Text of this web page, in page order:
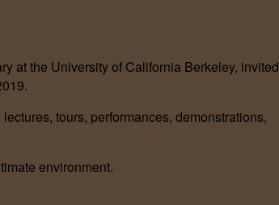
at the University of California Berkeley, invited
tours, performances, demonstrations,
environment.